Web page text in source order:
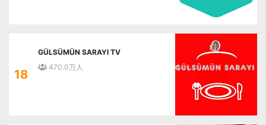
18
GÜLSÜMÜN SARAYI TV
470.0万人